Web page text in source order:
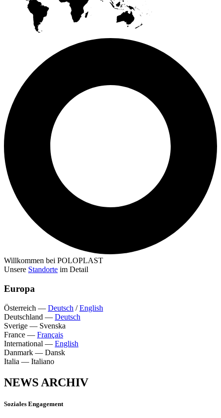
Willkommen bei POLOPLAST
Unsere Standorte im Detail
Europa
Österreich — Deutsch /English
Deutschland — Deutsch
Sverige — Svenska
France — Français
International — English
Danmark — Dansk
Italia — Italiano
NEWS ARCHIV
Soziales Engagement